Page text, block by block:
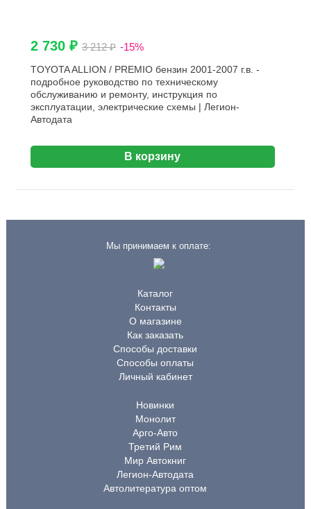
2 730 ₽ 3 212 ₽ -15%
TOYOTA ALLION / PREMIO бензин 2001-2007 г.в. -
подробное руководство по техническому
обслуживанию и ремонту, инструкция по
эксплуатации, электрические схемы | Легион-
Aвтодата
В корзину
Мы принимаем к оплате:
Каталог
Контакты
О магазине
Как заказать
Способы доставки
Способы оплаты
Личный кабинет
Новинки
Монолит
Арго-Авто
Третий Рим
Мир Автокниг
Легион-Автодата
Автолитература оптом